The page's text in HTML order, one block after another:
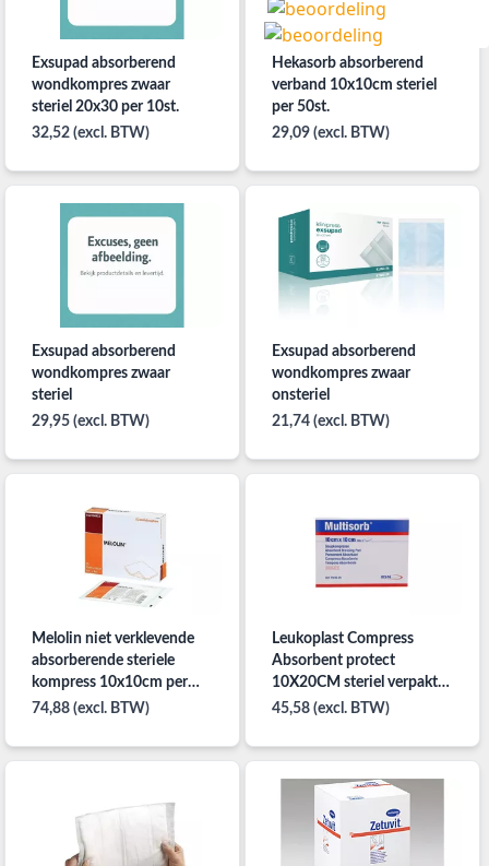
Exsupad absorberend
wondkompres zwaar
steriel 20x30 per 10st.
32,52 (excl. BTW)
Hekasorb absorberend
verband 10x10cm steriel
per 50st.
29,09 (excl. BTW)
Exsupad absorberend
wondkompres zwaar
steriel
29,95 (excl. BTW)
Exsupad absorberend
wondkompres zwaar
onsteriel
21,74 (excl. BTW)
Melolin niet verklevende
absorberende steriele
kompress 10x10cm per
100st.
74,88 (excl. BTW)
Leukoplast Compress
Absorbent protect
10X20CM steriel verpakt
(50 stuks)
45,58 (excl. BTW)